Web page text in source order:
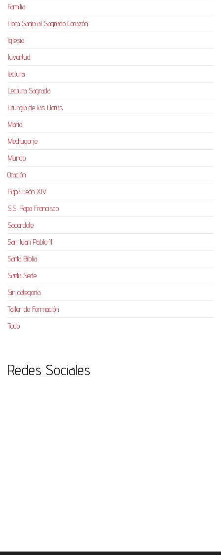
Familia
Hora Santa al Sagrado Corazón
Iglesia
Juventud
lectura
Lectura Sagrada
Liturgia de las Horas
María
Medjugorje
Mundo
Oración
Papa León XIV
S.S. Papa Francisco
Sacerdote
San Juan Pablo II
Santa Biblia
Santa Sede
Sin categoría
Taller de Formación
Todo
Redes Sociales